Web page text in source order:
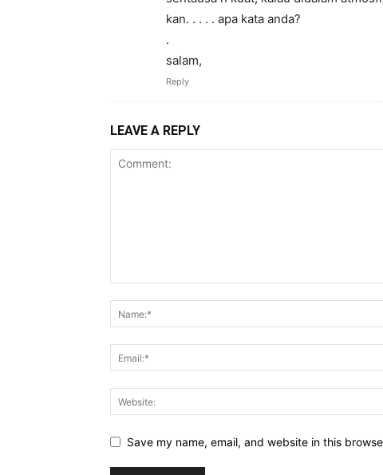
kan. . . . . apa kata anda?
.
salam,
Reply
LEAVE A REPLY
Save my name, email, and website in this